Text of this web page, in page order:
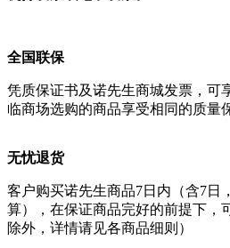
全国联保
凭质保证书及诺先生商城发票，可
临商场选购的商品享受相同的质量
无忧退货
客户购买诺先生商品7日内（含7日
算），在保证商品完好的前提下，
除外，详情请见各商品细则）